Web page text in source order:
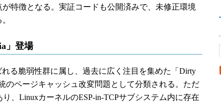
特徴となる。実証コードも公開済みで、未修正環境
」登場
れる脆弱性群に属し、過去に広く注目を集めた「Dirty
のページキャッシュ改変問題として分類される。ただ
、LinuxカーネルのESP-in-TCPサブシステム内に存在